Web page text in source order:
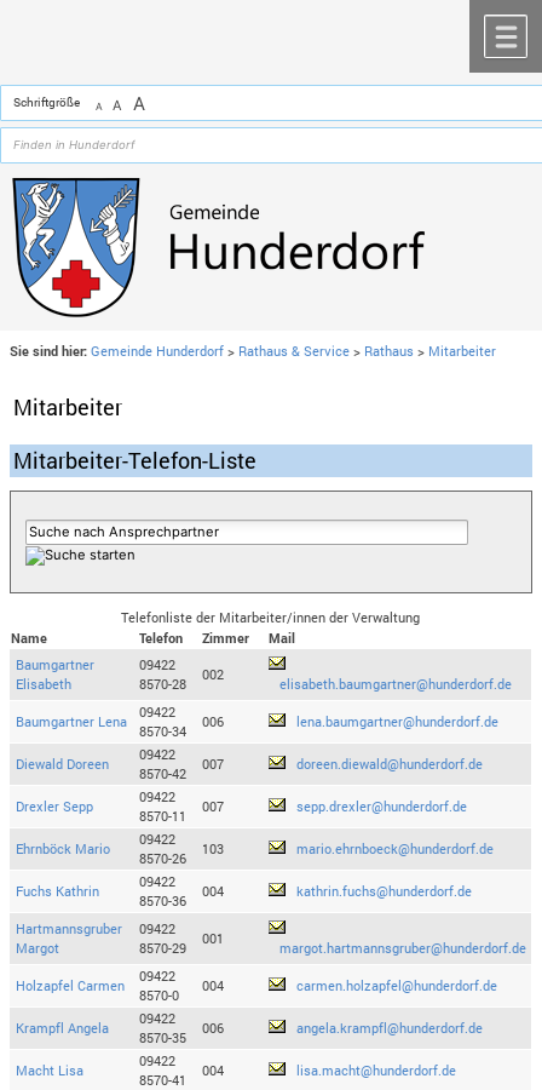
Schriftgröße A A A
Sie sind hier: Gemeinde Hunderdorf > Rathaus & Service > Rathaus > Mitarbeiter
Mitarbeiter
Mitarbeiter-Telefon-Liste
Telefonliste der Mitarbeiter/innen der Verwaltung
Name
Telefon Zimmer
Mail
Baumgartner
Elisabeth
09422
8570-28
002
elisabeth.baumgartner@hunderdorf.de
Baumgartner Lena
09422
8570-34
006 lena.baumgartner@hunderdorf.de
Diewald Doreen
09422
8570-42
007 doreen.diewald@hunderdorf.de
Drexler Sepp
09422
8570-11
007 sepp.drexler@hunderdorf.de
Ehrnböck Mario
09422
8570-26
103 mario.ehrnboeck@hunderdorf.de
Fuchs Kathrin
09422
8570-36
004 kathrin.fuchs@hunderdorf.de
Hartmannsgruber
Margot
09422
8570-29
001
margot.hartmannsgruber@hunderdorf.de
Holzapfel Carmen
09422
8570-0
004 carmen.holzapfel@hunderdorf.de
Krampfl Angela
09422
8570-35
006 angela.krampfl@hunderdorf.de
Macht Lisa
09422
8570-41
004 lisa.macht@hunderdorf.de